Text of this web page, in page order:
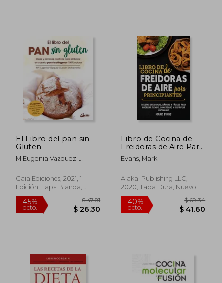
45%
dcto. $ 22.17
45%
dcto.
El Libro del pan sin
Gluten
M Eugenia Vazquez-
Gaia Ediciones, 2021, 1
Edición, Tapa Blanda,
Nuevo
Libro de Cocina de
Freidoras de Aire Para
Principiantes: Recetas
Deliciosas, Rápidas y
Tiempo, Comer Sano
y Disfrutar Cocinando
Evans, Mark
Alakai Publishing LLC,
2020, Tapa Dura, Nuevo